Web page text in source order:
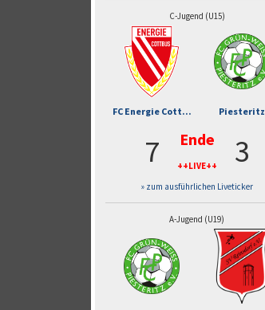
C-Jugend (U15)
FC Energie Cott... Piesteritz
7 Ende
++LIVE++ 3
» zum ausführlichen Liveticker
A-Jugend (U19)